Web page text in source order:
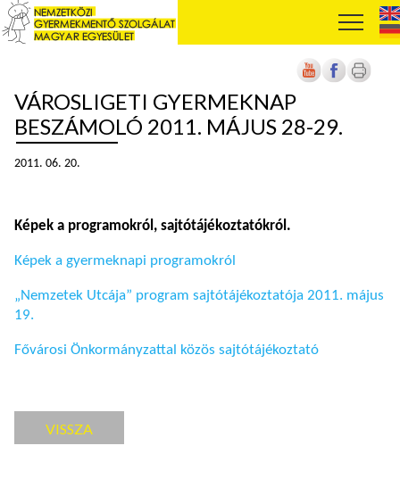
VÁROSLIGETI GYERMEKNAP
BESZÁMOLÓ 2011. MÁJUS 28-29.
2011. 06. 20.
Képek a programokról, sajtótájékoztatókról.
Képek a gyermeknapi programokról
„Nemzetek Utcája” program sajtótájékoztatója 2011. május
19.
Fővárosi Önkormányzattal közös sajtótájékoztató
VISSZA